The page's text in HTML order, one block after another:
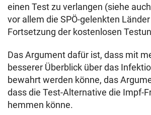
einen Test zu verlangen (siehe
vor allem die SPÖ-gelenkten
Fortsetzung der kostenlosen
Das Argument dafür ist, dass mit
besserer Überblick über das
bewahrt werden könne, das
dass die Test-Alternative die Impf-
hemmen könne.